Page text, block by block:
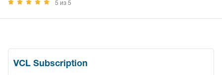
5 из 5
VCL Subscription